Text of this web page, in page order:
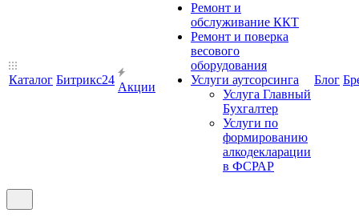
Каталог Битрикс24
Акции
Ремонт и
обслуживание ККТ
Ремонт и поверка
весового
оборудования
Услуги аутсорсинга
Услуга Главный
Бухгалтер
Услуги по
формированию
алкодекларации
в ФСРАР
Блог